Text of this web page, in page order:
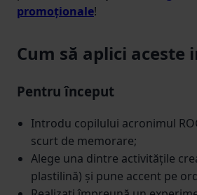
promoționale!
Cum să aplici aceste
Pentru început
Introdu copilului acronimul
scurt de memorare;
Alege una dintre activitățile
plastilină) și pune accent pe